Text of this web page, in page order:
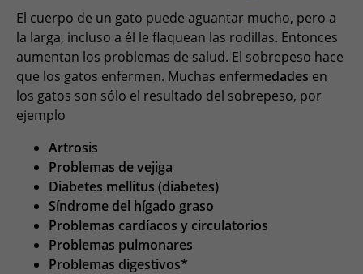
El cuerpo de un gato puede aguantar mucho, pero a
la larga, incluso a él le flaquean las rodillas. Entonces
aumentan los problemas de salud. El sobrepeso hace
que los gatos enfermen. Muchas enfermedades en
los gatos son sólo el resultado del sobrepeso, por
ejemplo
Artrosis
Problemas de vejiga
Diabetes mellitus (diabetes)
Síndrome del hígado graso
Problemas cardíacos y circulatorios
Problemas pulmonares
Problemas digestivos*